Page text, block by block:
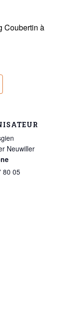
Coubertin à
Neuwiller
80 05